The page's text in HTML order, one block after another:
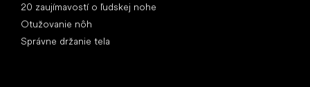
20 zaujímavostí o ľudskej nohe
Otužovanie nôh
Správne držanie tela